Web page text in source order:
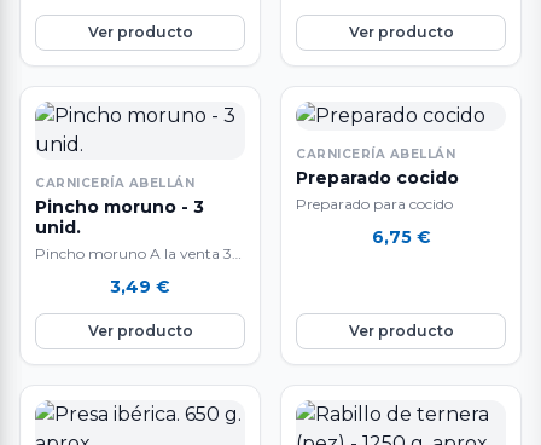
Ver producto Ver producto
CARNICERÍA ABELLÁN
Pincho moruno - 3
unid.
Pincho moruno A la venta 3
una de las más…
3,49 €
Ver producto
CARNICERÍA ABELLÁN
Preparado cocido
Preparado para cocido
6,75 €
Ver producto